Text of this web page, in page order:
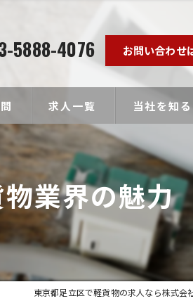
5888-4076 お問い合わせ
求人一覧 当社を知る
個人事業主
ドライバー
未経験
経験者優遇
高収入
業界の魅力
東京都足立区で軽貨物の求人なら株式会